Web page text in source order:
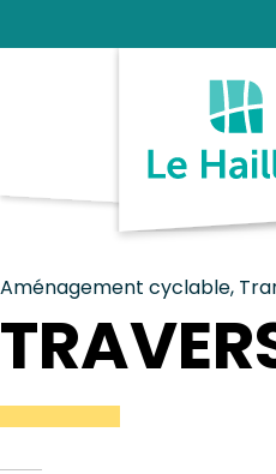
Aménagement cyclable,